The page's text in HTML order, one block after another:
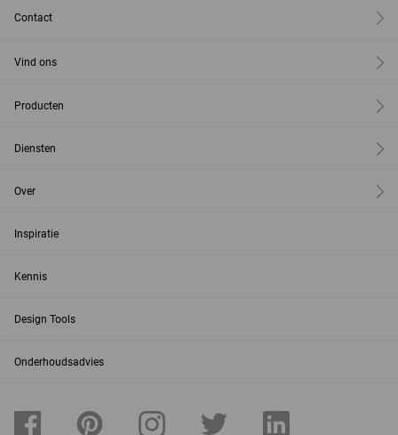
Contact
Vind ons
Producten
Diensten
Over
Inspiratie
Kennis
Design Tools
Onderhoudsadvies